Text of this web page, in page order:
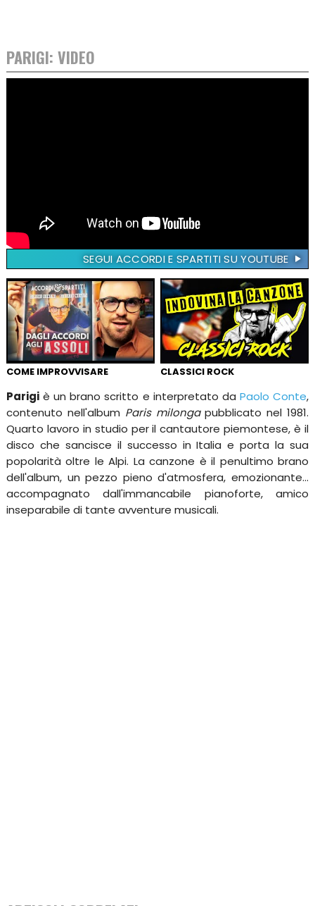
PARIGI: VIDEO
SEGUI ACCORDI E SPARTITI SU YOUTUBE
COME IMPROVVISARE CLASSICI ROCK
Parigiè un brano scritto e interpretato da Paolo Conte,
contenuto nell'album Paris milongapubblicato nel 1981.
Quarto lavoro in studio per il cantautore piemontese, è il
disco che sancisce il successo in Italia e porta la sua
popolarità oltre le Alpi. La canzone è il penultimo brano
dell'album, un pezzo pieno d'atmosfera, emozionante...
accompagnato dall'immancabile pianoforte, amico
inseparabile di tante avventure musicali.